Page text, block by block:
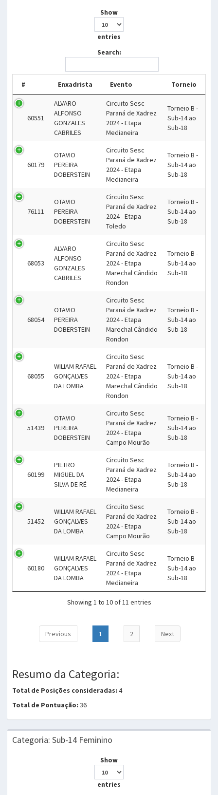
Show
entries
Search:
# Enxadrista Evento Torneio
60551
ALVARO
ALFONSO
GONZALES
CABRILES
Circuito Sesc
Paraná de Xadrez
2024 - Etapa
Medianeira
Torneio B -
Sub-14 ao
Sub-18
60179
OTAVIO
PEREIRA
DOBERSTEIN
Circuito Sesc
Paraná de Xadrez
2024 - Etapa
Medianeira
Torneio B -
Sub-14 ao
Sub-18
76111
OTAVIO
PEREIRA
DOBERSTEIN
Circuito Sesc
Paraná de Xadrez
2024 - Etapa
Toledo
Torneio B -
Sub-14 ao
Sub-18
68053
ALVARO
ALFONSO
GONZALES
CABRILES
Circuito Sesc
Paraná de Xadrez
2024 - Etapa
Marechal Cândido
Rondon
Torneio B -
Sub-14 ao
Sub-18
68054
OTAVIO
PEREIRA
DOBERSTEIN
Circuito Sesc
Paraná de Xadrez
2024 - Etapa
Marechal Cândido
Rondon
Torneio B -
Sub-14 ao
Sub-18
68055
WILIAM RAFAEL
GONÇALVES
DA LOMBA
Circuito Sesc
Paraná de Xadrez
2024 - Etapa
Marechal Cândido
Rondon
Torneio B -
Sub-14 ao
Sub-18
51439
OTAVIO
PEREIRA
DOBERSTEIN
Circuito Sesc
Paraná de Xadrez
2024 - Etapa
Campo Mourão
Torneio B -
Sub-14 ao
Sub-18
60199
PIETRO
MIGUEL DA
SILVA DE RÉ
Circuito Sesc
Paraná de Xadrez
2024 - Etapa
Medianeira
Torneio B -
Sub-14 ao
Sub-18
51452
WILIAM RAFAEL
GONÇALVES
DA LOMBA
Circuito Sesc
Paraná de Xadrez
2024 - Etapa
Campo Mourão
Torneio B -
Sub-14 ao
Sub-18
60180
WILIAM RAFAEL
GONÇALVES
DA LOMBA
Circuito Sesc
Paraná de Xadrez
2024 - Etapa
Medianeira
Torneio B -
Sub-14 ao
Sub-18
Showing 1 to 10 of 11 entries
Previous 1 2 Next
Resumo da Categoria:
Total de Posições consideradas: 4
Total de Pontuação: 36
Categoria: Sub-14 Feminino
Show
entries